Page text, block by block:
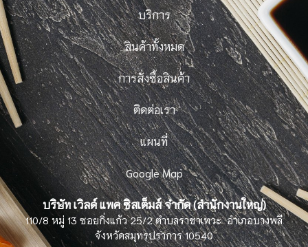
บริการ
สินค้าทั้งหมด
การสั่งซื้อสินค้า
ติดต่อเรา
แผนที่
Google Map
บริษัท เวิลด์ แพค ซิสเต็มส์ จำกัด (สำนักงานใหญ่)
110/8 หมู่ 13 ซอยกิ่งแก้ว 25/2 ตำบลราชาเทวะ อำเภอบางพลี
จังหวัดสมุทรปราการ 10540